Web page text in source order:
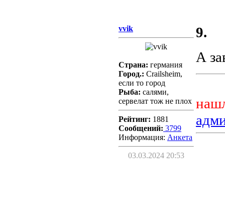
vvik
Страна: германия
Город.: Crailsheim,
если то город
Рыба: салями,
сервелат тож не плох
Рейтинг: 1881
Сообщений: 3799
Информация: Aнкета
03.03.2024 20:53
9.
А